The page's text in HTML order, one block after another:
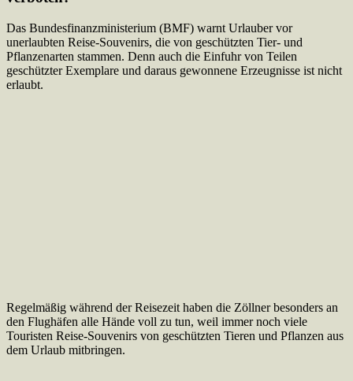
Das Bundesfinanzministerium (BMF) warnt Urlauber vor
unerlaubten Reise-Souvenirs, die von geschützten Tier- und
Pflanzenarten stammen. Denn auch die Einfuhr von Teilen
geschützter Exemplare und daraus gewonnene Erzeugnisse ist nicht
erlaubt.
Regelmäßig während der Reisezeit haben die Zöllner besonders an
den Flughäfen alle Hände voll zu tun, weil immer noch viele
Touristen Reise-Souvenirs von geschützten Tieren und Pflanzen aus
dem Urlaub mitbringen.